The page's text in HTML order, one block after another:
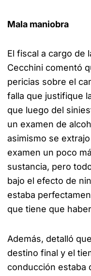
Mala maniobra
El fiscal a cargo de
Cecchini comentó
pericias sobre el
falla que justifique
que luego del
un examen de
asimismo se
examen un poco
sustancia, pero
bajo el efecto de
estaba
que tiene que
Además, detalló
destino final y el
conducción estaba